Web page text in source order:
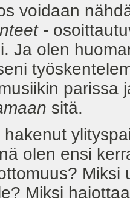
voidaan
-
Ja olen
parissa
sitä.
hakenut
olen ensi
Miksi